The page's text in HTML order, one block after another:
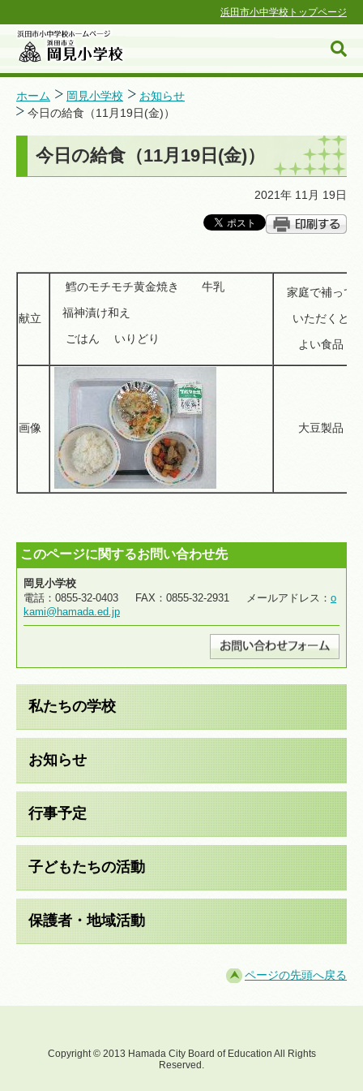
浜田市小中学校トップページ
浜田市小中学校ホームページ
ホーム 岡見小学校
お知らせ
今日の給食（11月19日(金)）
今日の給食（11月19日(金)）
2021年 11月 19日
献立
鱈のモチモチ黄金焼き 牛乳
福神漬け和え
ごはん いりどり
家庭で補って
いただくと
よい食品
画像 大豆製品
このページに関するお問い合わせ先
岡見小学校
電話：0855-32-0403 FAX：0855-32-2931 メールアドレス： o
kami@hamada.ed.jp
私たちの学校
お知らせ
行事予定
子どもたちの活動
保護者・地域活動
ページの先頭へ戻る
Copyright © 2013 Hamada City Board of Education All Rights
Reserved.